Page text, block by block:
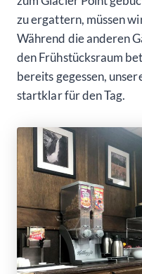
zu ergattern, müssen
Während die anderen
den Frühstücksraum
bereits gegessen,
startklar für den Tag.